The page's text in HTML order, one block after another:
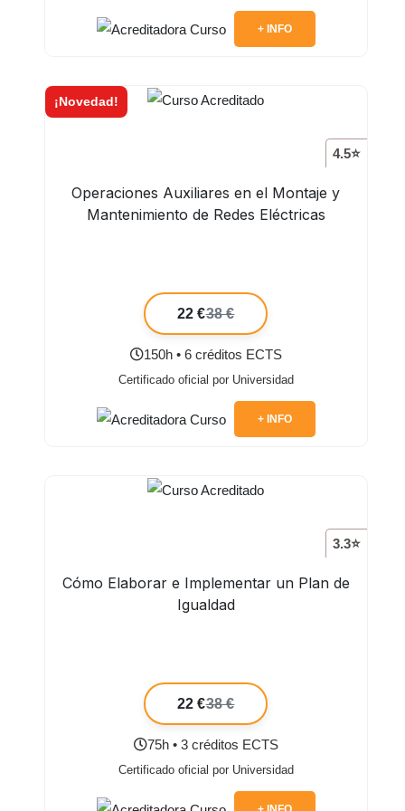
+ INFO
¡Novedad!
4.5⭐
Operaciones Auxiliares en el Montaje y
Mantenimiento de Redes Eléctricas
22 €38 €
150h • 6 créditos ECTS
Certificado oficial por Universidad
+ INFO
3.3⭐
Cómo Elaborar e Implementar un Plan de
Igualdad
22 €38 €
75h • 3 créditos ECTS
Certificado oficial por Universidad